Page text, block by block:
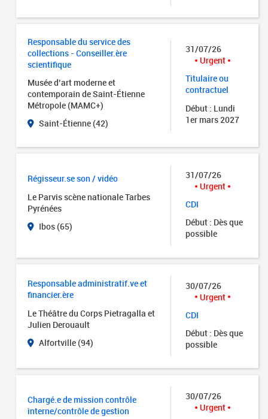
Responsable du service des
collections - Conseiller.ère
scientifique
Musée d’art moderne et
contemporain de Saint-Étienne
Métropole (MAMC+)
Saint-Étienne (42)
31/07/26
Urgent
Titulaire ou
contractuel
Début : Lundi
1er mars 2027
Régisseur.se son / vidéo
Le Parvis scène nationale Tarbes
Pyrénées
Ibos (65)
31/07/26
Urgent
CDI
Début : Dès que
possible
Responsable administratif.ve et
financier.ère
Le Théâtre du Corps Pietragalla et
Julien Derouault
Alfortville (94)
30/07/26
Urgent
CDI
Début : Dès que
possible
Chargé.e de mission contrôle
interne/contrôle de gestion
30/07/26
Urgent